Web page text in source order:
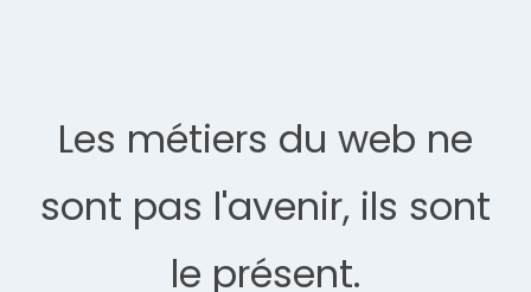
Les métiers du web ne
sont pas l'avenir, ils sont
le présent.